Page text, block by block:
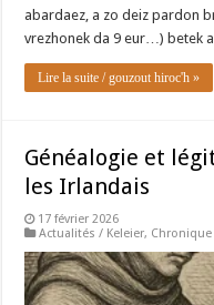
abardaez, a zo deiz pardon
vrezhonek da 9 eur…) betek
Lire la suite / gouzout hiroc'h »
Généalogie et
les Irlandais
17 février 2026
Actualités / Keleier,